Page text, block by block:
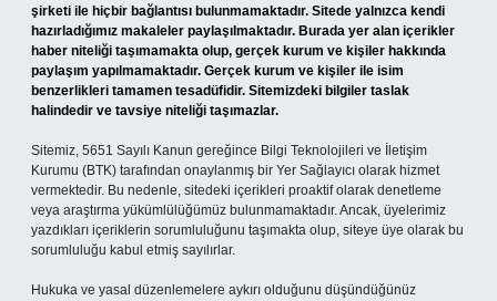
şirketi ile hiçbir bağlantısı bulunmamaktadır. Sitede yalnızca kendi
hazırladığımız makaleler paylaşılmaktadır. Burada yer alan içerikler
haber niteliği taşımamakta olup, gerçek kurum ve kişiler hakkında
paylaşım yapılmamaktadır. Gerçek kurum ve kişiler ile isim
benzerlikleri tamamen tesadüfidir. Sitemizdeki bilgiler taslak
halindedir ve tavsiye niteliği taşımazlar.
Sitemiz, 5651 Sayılı Kanun gereğince Bilgi Teknolojileri ve İletişim
Kurumu (BTK) tarafından onaylanmış bir Yer Sağlayıcı olarak hizmet
vermektedir. Bu nedenle, sitedeki içerikleri proaktif olarak denetleme
veya araştırma yükümlülüğümüz bulunmamaktadır. Ancak, üyelerimiz
yazdıkları içeriklerin sorumluluğunu taşımakta olup, siteye üye olarak bu
sorumluluğu kabul etmiş sayılırlar.
Hukuka ve yasal düzenlemelere aykırı olduğunu düşündüğünüz